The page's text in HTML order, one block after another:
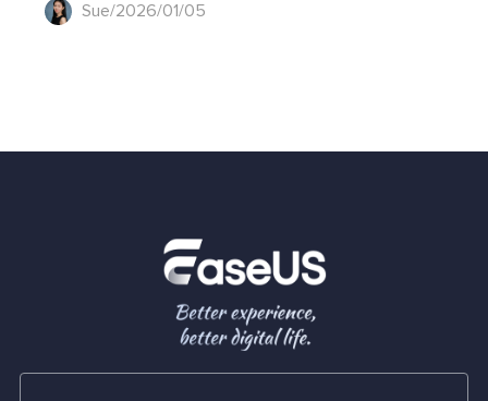
Sue/2026/01/05